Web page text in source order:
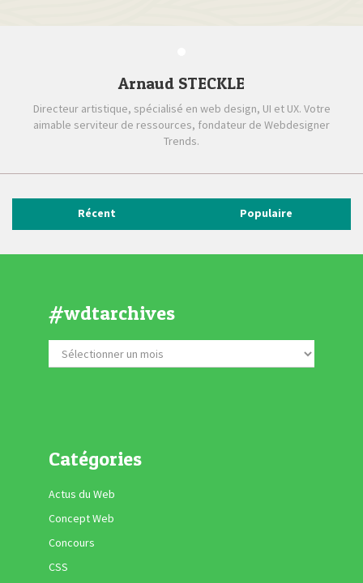
Arnaud STECKLE
Directeur artistique, spécialisé en web design, UI et UX. Votre
aimable serviteur de ressources, fondateur de Webdesigner
Trends.
Récent Populaire
#wdtarchives
Catégories
Actus du Web
Concept Web
Concours
CSS